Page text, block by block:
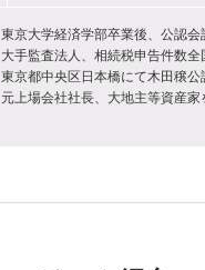
東京大学経済学部卒業後、公認会
大手監査法人、相続税申告件数
東京都中央区日本橋にて木田穣公
元上場会社社長、大地主等資産家